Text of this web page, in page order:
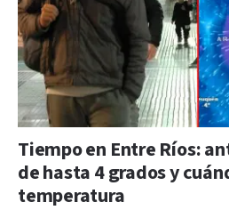
Tiempo en Entre Ríos:
de hasta 4 grados y
temperatura